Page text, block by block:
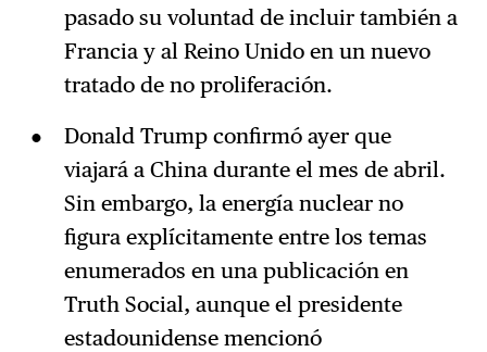
pasado su voluntad de incluir también a
Francia y al Reino Unido en un nuevo
tratado de no proliferación.
Donald Trump confirmó ayer que
viajará a China durante el mes de abril.
Sin embargo, la energía nuclear no
figura explícitamente entre los temas
enumerados en una publicación en
Truth Social, aunque el presidente
estadounidense mencionó